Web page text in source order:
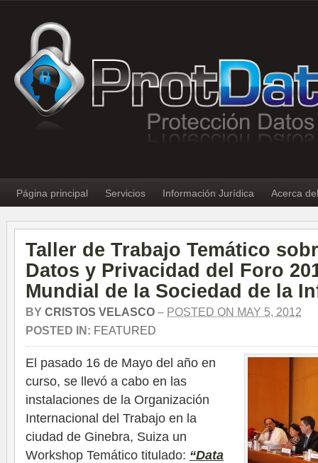
Página principal Servicios Información Jurídica Acerca
Taller de Trabajo Temático
Datos y Privacidad del Foro
Mundial de la Sociedad de la
BY CRISTOS VELASCO – POSTED ON MAY 5, 2012
POSTED IN: FEATURED
El pasado 16 de Mayo del año en
curso, se llevó a cabo en las
instalaciones de la Organización
Internacional del Trabajo en la
ciudad de Ginebra, Suiza un
Workshop Temático titulado: “Data